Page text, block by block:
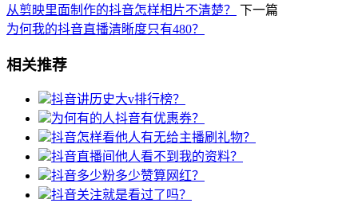
从剪映里面制作的抖音怎样相片不清楚？
下一篇
为何我的抖音直播清晰度只有480？
相关推荐
抖音讲历史大v排行榜？
为何有的人抖音有优惠券？
抖音怎样看他人有无给主播刷礼物？
抖音直播间他人看不到我的资料？
抖音多少粉多少赞算网红？
抖音关注就是看过了吗？